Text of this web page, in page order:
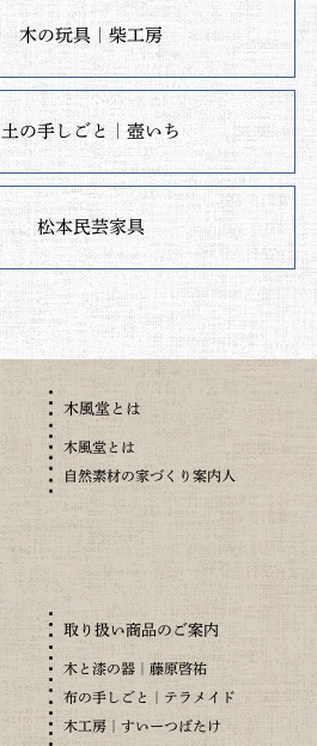
木の玩具｜柴工房
土の手しごと｜壺いち
松本民芸家具
木風堂とは
木風堂とは
自然素材の家づくり案内人
取り扱い商品のご案内
木と漆の器｜藤原啓祐
布の手しごと｜テラメイド
木工房｜すいーつばたけ